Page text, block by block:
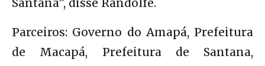
Parceiros: Governo do Amapá, Prefeitura
de Macapá, Prefeitura de Santana,